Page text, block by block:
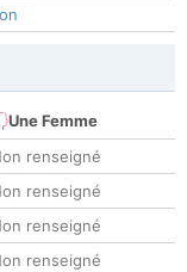
Une Femme
renseigné
renseigné
renseigné
renseigné